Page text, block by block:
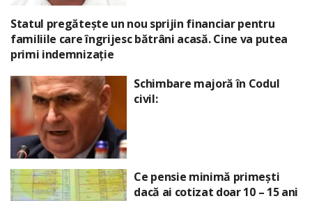
Statul pregătește un nou sprijin financiar pentru
familiile care îngrijesc bătrâni acasă. Cine va putea
primi indemnizație
Schimbare majoră în Codul
civil:
Ce pensie minimă primești
dacă ai cotizat doar 10 – 15 ani